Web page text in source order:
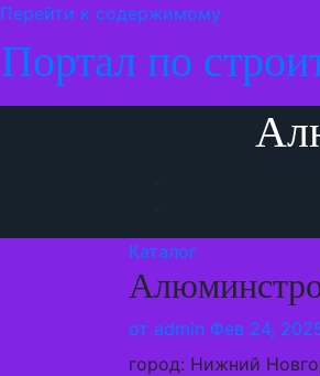
Перейти к содержимому
Портал по
Каталог
от admin Фев 24,
город: Нижний